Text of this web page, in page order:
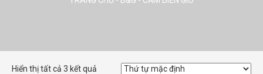
Hiển thị tất cả 3 kết quả